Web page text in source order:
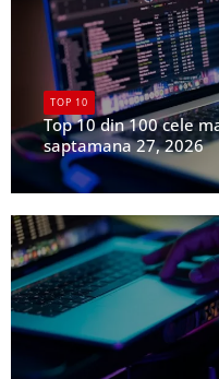
TOP 10
Top 10 din 100 cele
saptamana 27, 2026
UPFR